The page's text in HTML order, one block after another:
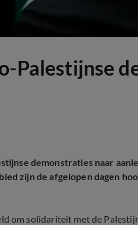
Palestijnse
demonstraties naar
zijn de afgelopen dagen
om solidariteit met de